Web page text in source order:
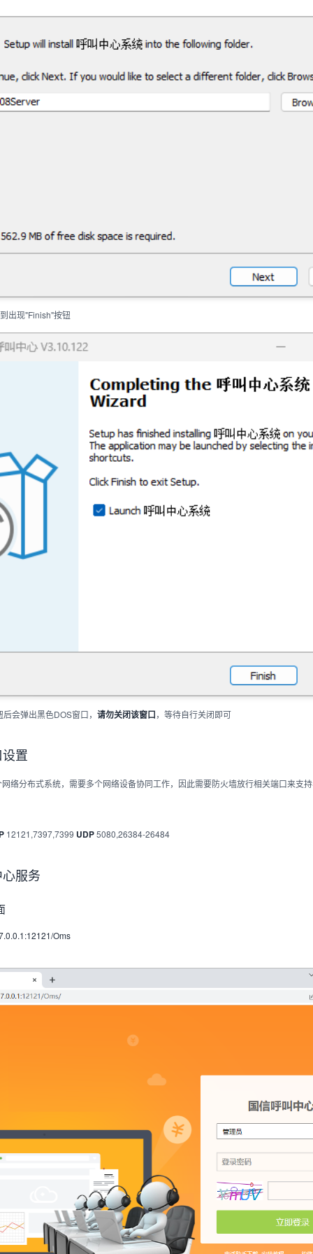
出现"Finish"按钮
会弹出黑色DOS窗口， 请勿关闭该窗口，等待自行关闭即可
置
络分布式系统，需要多个网络设备协同工作，因此需要防火墙放行相关端口来支
12121,7397,7399 UDP5080,26384-26484
服务
Oms